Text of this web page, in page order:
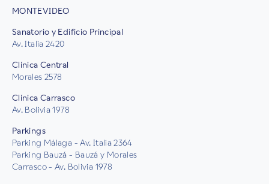
MONTEVIDEO
Sanatorio y Edificio Principal
Av. Italia 2420
Clínica Central
Morales 2578
Clínica Carrasco
Av. Bolivia 1978
Parkings
Parking Málaga - Av. Italia 2364
Parking Bauzá - Bauzá y Morales
Carrasco - Av. Bolivia 1978